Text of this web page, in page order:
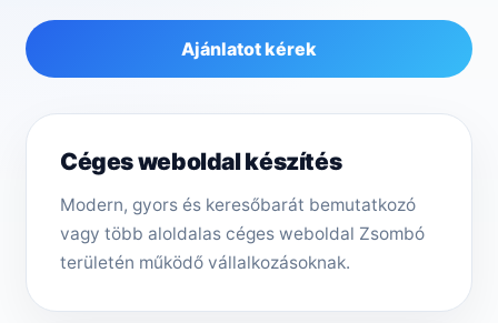
Ajánlatot kérek
Céges weboldal készítés
Modern, gyors és keresőbarát bemutatkozó
vagy több aloldalas céges weboldal Zsombó
területén működő vállalkozásoknak.